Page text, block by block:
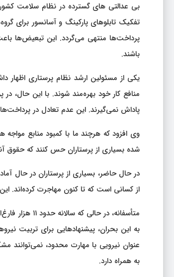
بی‌ عدالتی‌ های گسترده در نظام سلامت
تفکیک تابلوهای پارکینگ و آسانسور برای
پرداخت‌ها منتهی می‌گردد. این تبعیض‌ها
باشند.
یکی از مسئولین ارشد نظام پرستاری اظهار
منافع کار خود بهره‌مند شوند. با این حال،
پاداش نمی‌گیرند. این عدم تعادل در
وی افزود که هرچند ما با کمبود منابع
شده بسیاری از پرستاران حس کنند که حقوق
در حال حاضر، بسیاری از پرستاران در حال
از کسانی است که تا کنون مهاجرت کرده‌اند.
متأسفانه،
به این بحران، پیشنهادهایی برای تربیت
عنوان نیرویی با مهارت محدود،
به همراه دارد.